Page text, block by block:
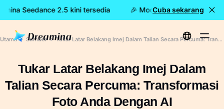
Seedance 2.5 kini tersedia 🎉 Model baharu KINI
Cuba sekarang
Utama Sumber Tukar Latar Belakang Imej Dalam Talian Secara Percuma: Transformasi Foto Anda Dengan AI
Tukar Latar Belakang Imej Dalam
Talian Secara Percuma: Transformasi
Foto Anda Dengan AI